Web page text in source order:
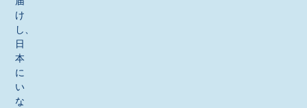
け
し、
日
本
に
い
な